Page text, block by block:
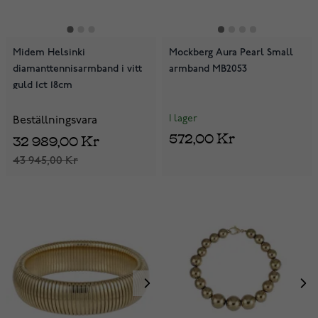
Midem Helsinki
diamanttennisarmband i vitt
guld 1ct 18cm
Beställningsvara
43 945,00 Kr
32 989,00 Kr
Mockberg Aura Pearl Small
armband MB2053
I lager
572,00 Kr